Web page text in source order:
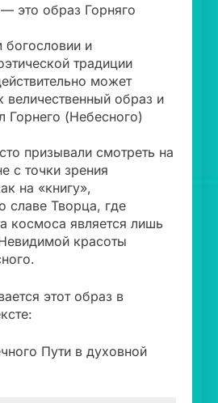
это образ Горняго
богословии и
традиции
может
величественный образ и
Горнего (Небесного)
призывали смотреть на
с точки зрения
на «книгу»,
славе Творца, где
космоса является лишь
красоты
этот образ в
Пути в духовной